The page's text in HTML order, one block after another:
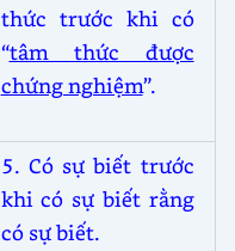
thức trước khi có
“tâm thức được
chứng nghiệm”.
5. Có sự biết trước
khi có sự biết rằng
có sự biết.